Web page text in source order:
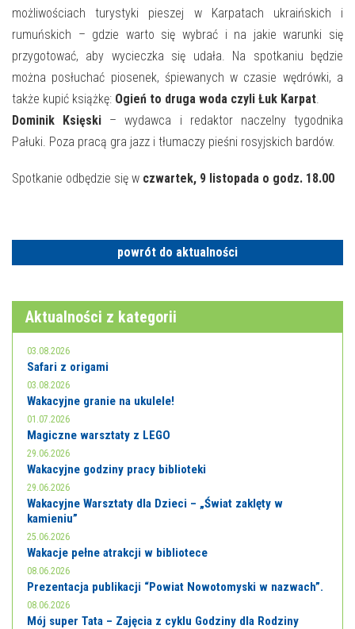
FOTO
E-INFORMATOR
O NAS
możliwościach turystyki pieszej w Karpatach ukraińskich i
rumuńskich – gdzie warto się wybrać i na jakie warunki się
przygotować, aby wycieczka się udała. Na spotkaniu będzie
można posłuchać piosenek, śpiewanych w czasie wędrówki, a
także kupić książkę: Ogień to druga woda czyli Łuk Karpat.
Dominik Księski – wydawca i redaktor naczelny tygodnika
Pałuki. Poza pracą gra jazz i tłumaczy pieśni rosyjskich bardów.
Spotkanie odbędzie się w czwartek, 9 listopada o godz. 18.00
powrót do aktualności
Aktualności z kategorii
03.08.2026
Safari z origami
03.08.2026
Wakacyjne granie na ukulele!
01.07.2026
Magiczne warsztaty z LEGO
29.06.2026
Wakacyjne godziny pracy biblioteki
29.06.2026
Wakacyjne Warsztaty dla Dzieci – „Świat zaklęty w
kamieniu”
25.06.2026
Wakacje pełne atrakcji w bibliotece
08.06.2026
Prezentacja publikacji “Powiat Nowotomyski w nazwach”.
08.06.2026
Mój super Tata – Zajęcia z cyklu Godziny dla Rodziny